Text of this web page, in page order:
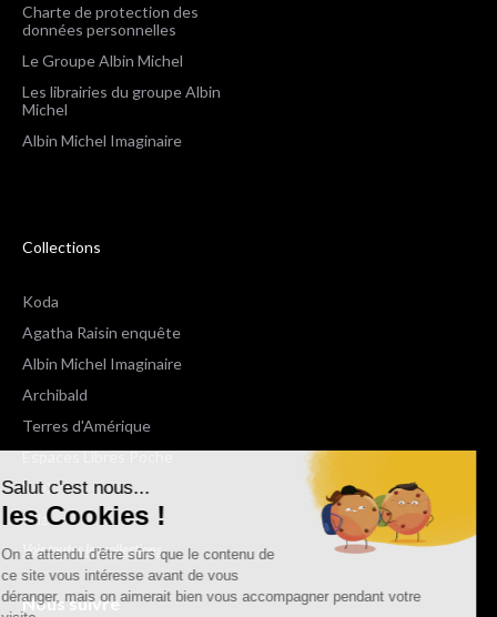
Salut c'est nous...
les Cookies !
On a attendu d'être sûrs que le contenu de
ce site vous intéresse avant de vous
déranger, mais on aimerait bien vous accompagner pendant votre
Charte de protection des
données personnelles
Le Groupe Albin Michel
Les librairies du groupe Albin
Michel
Albin Michel Imaginaire
Collections
Koda
Agatha Raisin enquête
Albin Michel Imaginaire
Archibald
Terres d'Amérique
Espaces Libres Poche
NOX
Wiz
Voir toutes les collections
Nous suivre